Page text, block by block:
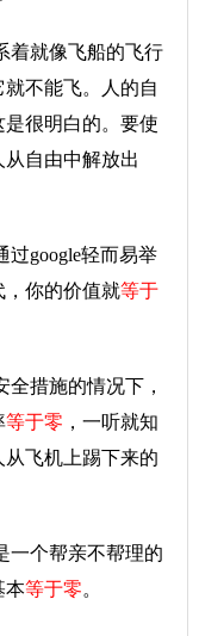
着就像飞船的飞行
就不能飞。人的自
很明白的。要使
自由中解放出
过google轻而易举
，你的价值就等于
措施的情况下，
等于零 ，一听就知
飞机上踢下来的
一个帮亲不帮理的
本等于零。